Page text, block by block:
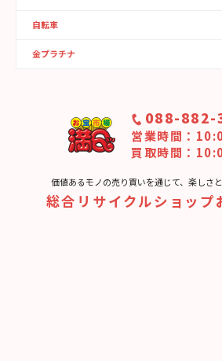
自転車
金プラチナ
088-882-
営業時間：
買取時間：
価値あるモノの売り買いを通じて、楽しさ
総合リサイクルショップ